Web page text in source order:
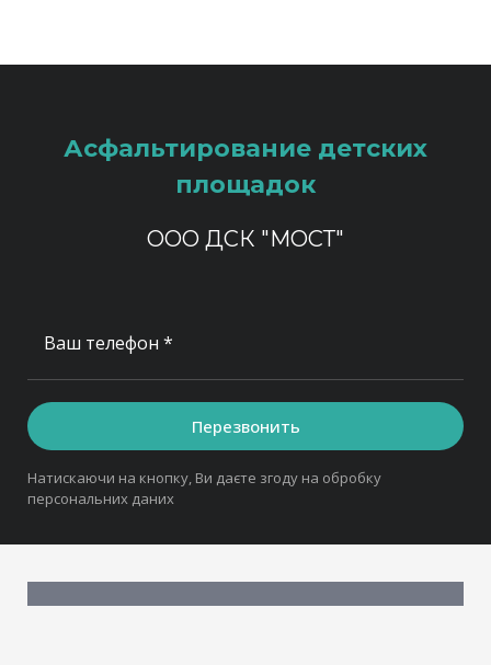
Асфальтирование детских
площадок
ООО ДСК "МОСТ"
Ваш телефон *
Перезвонить
Натискаючи на кнопку, Ви даєте згоду на обробку
персональних даних